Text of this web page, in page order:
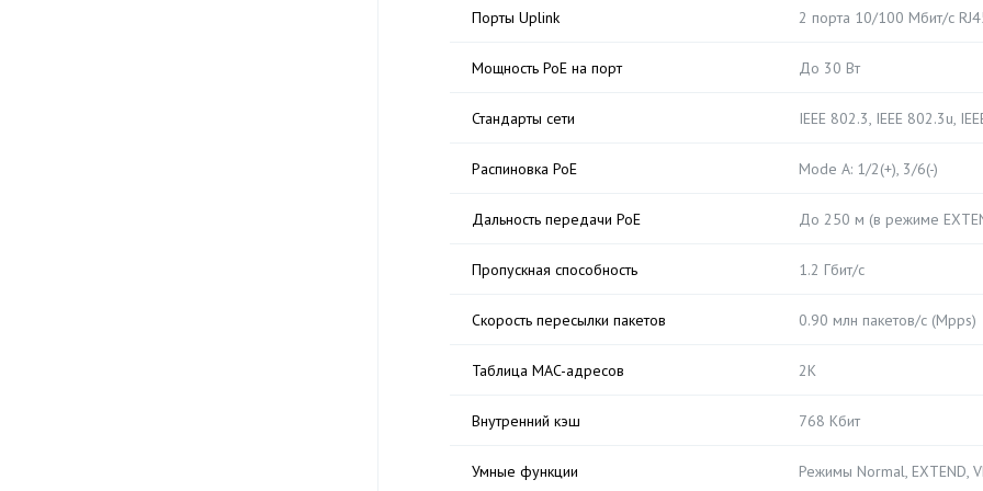
Порты Uplink 2 порта 10/100 Мбит/с
Мощность PoE на порт До 30 Вт
Стандарты сети IEEE 802.3, IEEE 802.3u,
Распиновка PoE Mode A: 1/2(+), 3/6(-)
Дальность передачи PoE До 250 м (в режиме
Пропускная способность 1.2 Гбит/с
Скорость пересылки пакетов 0.90 млн пакетов/с (Mpps)
Таблица MAC-адресов 2K
Внутренний кэш 768 Кбит
Умные функции Режимы Normal, EXTEND,